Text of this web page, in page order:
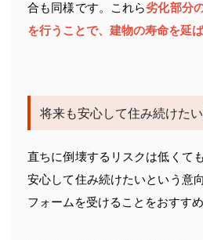
合も同様です。これら劣化部分
を行うことで、建物の寿命を延
将来も安心して住み続けた
直ちに倒壊するリスクは低くて
安心して住み続けたいという意
フォームを受けることをおすすめ